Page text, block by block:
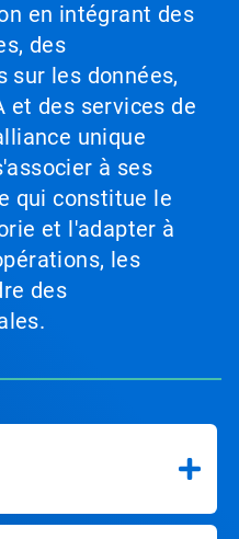
en intégrant des
des
sur les données,
et des services de
unique
à ses
qui constitue le
et l'adapter à
les
des